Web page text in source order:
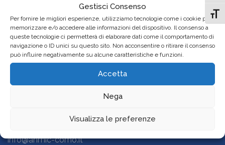
Gestisci Consenso
Per fornire le migliori esperienze, utilizziamo tecnologie come i cookie per
memorizzare e/o accedere alle informazioni del dispositivo. Il consenso a
queste tecnologie ci permetterà di elaborare dati come il comportamento di
navigazione o ID unici su questo sito. Non acconsentire o ritirare il consenso
può influire negativamente su alcune caratteristiche e funzioni.
Accetta
Nega
Visualizza le preferenze
A.N.M.I.C. Como
Via Natta, 16
info@anmic-como.it